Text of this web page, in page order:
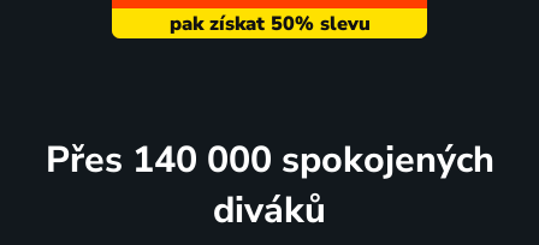
Přes 140 000 spokojených
diváků